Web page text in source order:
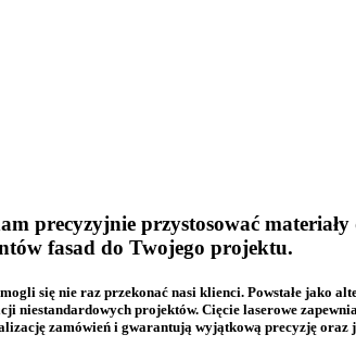
precyzyjnie przystosować
fasad do Twojego projektu.
się nie raz przekonać nasi klienci. Powstałe jako
niestandardowych projektów. Cięcie laserowe
zamówień i gwarantują wyjątkową precyzję oraz